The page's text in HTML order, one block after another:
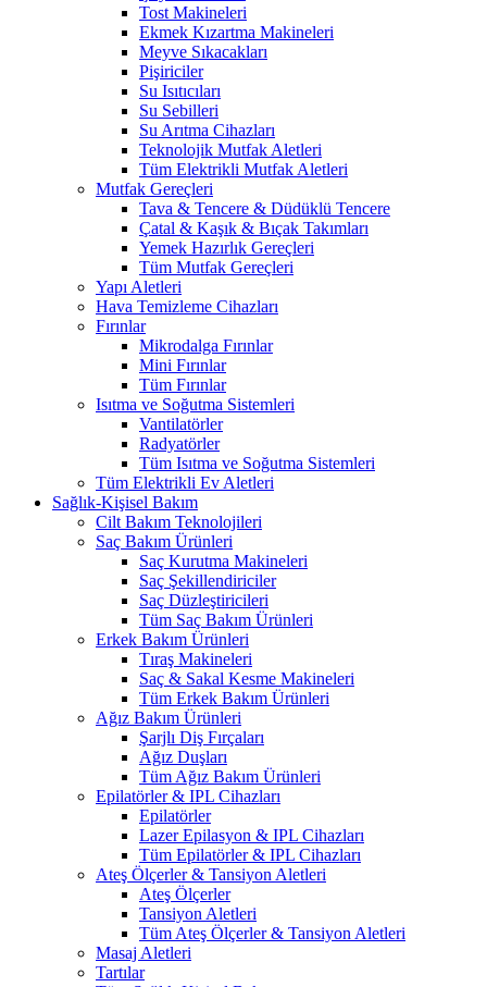
Tost Makineleri
Ekmek Kızartma Makineleri
Meyve Sıkacakları
Pişiriciler
Su Isıtıcıları
Su Sebilleri
Su Arıtma Cihazları
Teknolojik Mutfak Aletleri
Tüm Elektrikli Mutfak Aletleri
Mutfak Gereçleri
Tava & Tencere & Düdüklü Tencere
Çatal & Kaşık & Bıçak Takımları
Yemek Hazırlık Gereçleri
Tüm Mutfak Gereçleri
Yapı Aletleri
Hava Temizleme Cihazları
Fırınlar
Mikrodalga Fırınlar
Mini Fırınlar
Tüm Fırınlar
Isıtma ve Soğutma Sistemleri
Vantilatörler
Radyatörler
Tüm Isıtma ve Soğutma Sistemleri
Tüm Elektrikli Ev Aletleri
Sağlık-Kişisel Bakım
Cilt Bakım Teknolojileri
Saç Bakım Ürünleri
Saç Kurutma Makineleri
Saç Şekillendiriciler
Saç Düzleştiricileri
Tüm Saç Bakım Ürünleri
Erkek Bakım Ürünleri
Tıraş Makineleri
Saç & Sakal Kesme Makineleri
Tüm Erkek Bakım Ürünleri
Ağız Bakım Ürünleri
Şarjlı Diş Fırçaları
Ağız Duşları
Tüm Ağız Bakım Ürünleri
Epilatörler & IPL Cihazları
Epilatörler
Lazer Epilasyon & IPL Cihazları
Tüm Epilatörler & IPL Cihazları
Ateş Ölçerler & Tansiyon Aletleri
Ateş Ölçerler
Tansiyon Aletleri
Tüm Ateş Ölçerler & Tansiyon Aletleri
Masaj Aletleri
Tartılar